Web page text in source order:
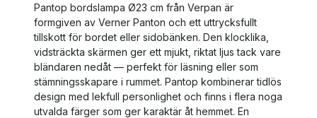
Pantop bordslampa Ø23 cm från Verpan är
formgiven av Verner Panton och ett uttrycksfullt
tillskott för bordet eller sidobänken. Den klocklika,
vidsträckta skärmen ger ett mjukt, riktat ljus tack vare
bländaren nedåt — perfekt för läsning eller som
stämningsskapare i rummet. Pantop kombinerar tidlös
design med lekfull personlighet och finns i flera noga
utvalda färger som ger karaktär åt hemmet. En